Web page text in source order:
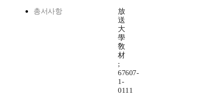
총서사항
放
送
大
學
敎
材
;
67607-
1-
0111